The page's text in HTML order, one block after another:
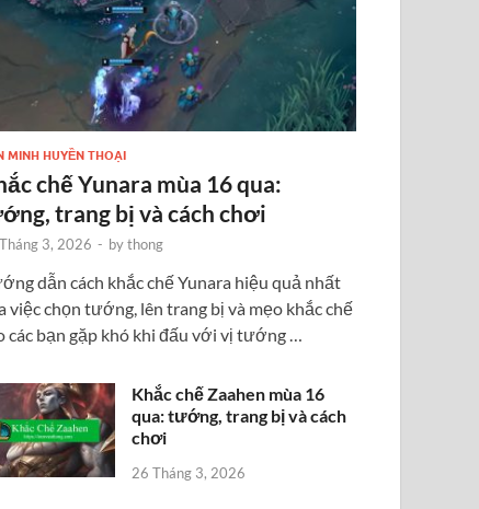
MINH HUYỀN THOẠI
chế Yunara mùa 16 qua:
trang bị và cách chơi
3, 2026 - bythong
dẫn cách khắc chế Yunara hiệu quả nhất
việc chọn tướng, lên trang bị và mẹo khắc chế
các bạn gặp khó khi đấu với vị tướng …
Khắc chế Zaahen mùa 16
qua: tướng, trang bị và cách
chơi
26 Tháng 3, 2026